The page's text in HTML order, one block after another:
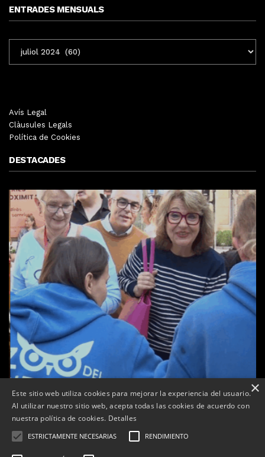
ENTRADES MENSUALS
MENSUALS
Avís Legal
Clàusules Legals
Política de Cookies
DESTACADES
Tàrrega celebra la 25a Fira del Medi Ambient
Per Tàrrega Televisió 18, octubre, 2025 - 12:26
×
Este sitio web utiliza cookies para mejorar la experiencia del usuario.
Al utilizar nuestro sitio web, acepta todas las cookies de acuerdo con
nuestra política de cookies. Detalles
ESTRICTAMENTE NECESARIAS RENDIMIENTO